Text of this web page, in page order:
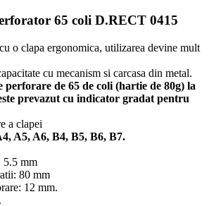
65 coli D.RECT 0415
o clapa ergonomica, utilizarea devine mult
cu mecanism si carcasa din metal.
perforare de 65 de coli (hartie de 80g) la
prevazut cu indicator gradat pentru
a clapei
A5, A6, B4, B5, B6, B7.
5.5 mm
80 mm
12 mm.